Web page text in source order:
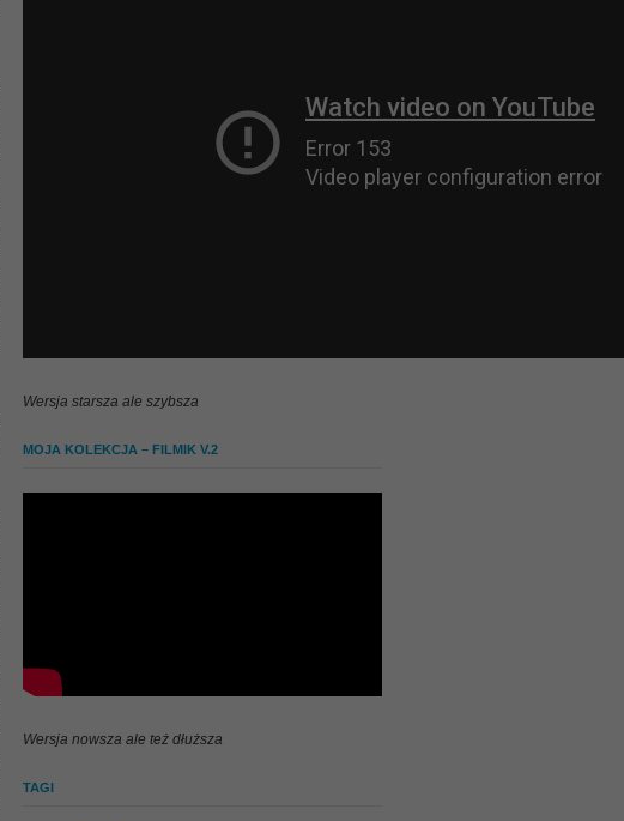
Wersja starsza ale szybsza
MOJA KOLEKCJA – FILMIK V.2
Wersja nowsza ale też dłuższa
TAGI